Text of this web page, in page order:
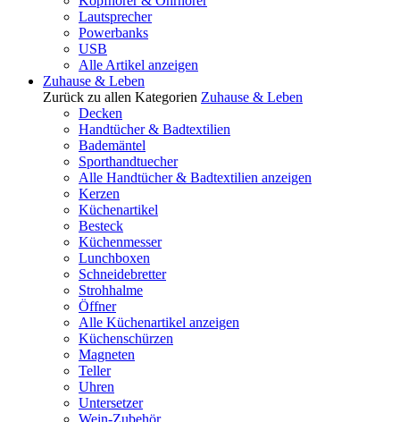
Lautsprecher
Powerbanks
USB
Alle Artikel anzeigen
Zuhause & Leben
Zurück zu allen Kategorien Zuhause & Leben
Decken
Handtücher & Badtextilien
Bademäntel
Sporthandtuecher
Alle Handtücher & Badtextilien anzeigen
Kerzen
Küchenartikel
Besteck
Küchenmesser
Lunchboxen
Schneidebretter
Strohhalme
Öffner
Alle Küchenartikel anzeigen
Küchenschürzen
Magneten
Teller
Uhren
Untersetzer
Wein-Zubehör